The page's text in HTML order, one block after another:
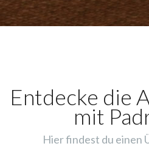
Entdecke die
mit
Hier findest du einen